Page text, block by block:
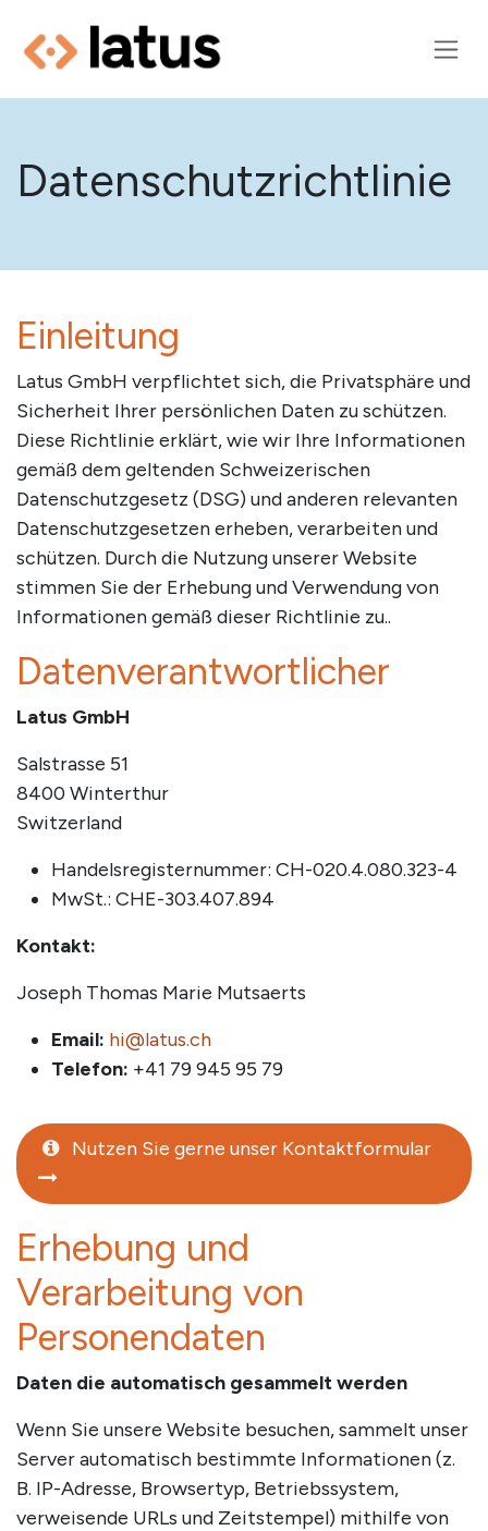
Datenschutzrichtlinie
Einleitung
Latus GmbH verpflichtet sich, die Privatsphäre und
Sicherheit Ihrer persönlichen Daten zu schützen.
Diese Richtlinie erklärt, wie wir Ihre Informationen
gemäß dem geltenden Schweizerischen
Datenschutzgesetz (DSG) und anderen relevanten
Datenschutzgesetzen erheben, verarbeiten und
schützen. Durch die Nutzung unserer Website
stimmen Sie der Erhebung und Verwendung von
Informationen gemäß dieser Richtlinie zu..
Datenverantwortlicher
Latus GmbH
Salstrasse 51
8400 Winterthur
Switzerland
Handelsregisternummer: CH-020.4.080.323-4
MwSt.: CHE-303.407.894
Kontakt:
Joseph Thomas Marie Mutsaerts
Email: hi@latus.ch
Telefon: +41 79 945 95 79
Nutzen Sie gerne unser Kontaktformular
Erhebung und
Verarbeitung von
Personendaten
Daten die automatisch gesammelt werden
Wenn Sie unsere Website besuchen, sammelt unser
Server automatisch bestimmte Informationen (z.
B. IP-Adresse, Browsertyp, Betriebssystem,
verweisende URLs und Zeitstempel) mithilfe von